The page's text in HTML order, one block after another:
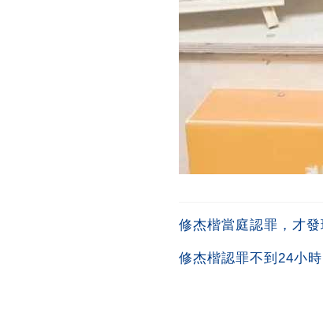
修杰楷當庭認罪，才
修杰楷認罪不到24小